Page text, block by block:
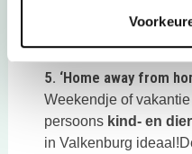
Deze link opent in een
5. ‘Home away from
Weekendje of
persoonskind- en
in Valkenburg